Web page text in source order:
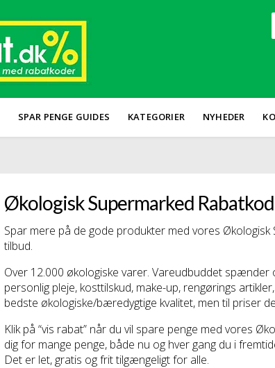
SPAR PENGE GUIDES KATEGORIER NYHEDER
Økologisk Supermarked
Spar mere på de gode produkter med vores
tilbud.
Over 12.000 økologiske varer. Vareudbuddet
personlig pleje, kosttilskud, make-up, rengørings
bedste økologiske/bæredygtige kvalitet, men til priser
Klik på “vis rabat” når du vil spare penge med vores
dig for mange penge, både nu og hver gang du i
Det er let, gratis og frit tilgængeligt for alle.